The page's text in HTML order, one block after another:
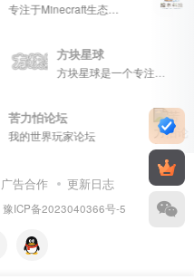
专注于Minecraft生态建设
方块星球
苦力怕论坛
我的世界玩家论坛
广告合作 更新日志
豫ICP备2023040366号-5